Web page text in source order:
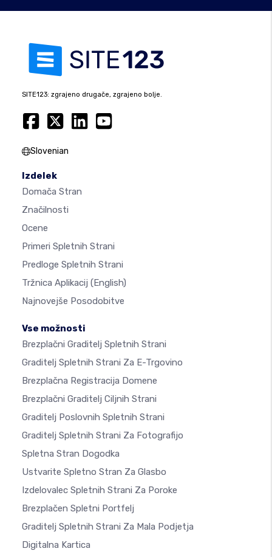
SITE123: zgrajeno drugače, zgrajeno bolje.
Slovenian
Izdelek
Domača Stran
Značilnosti
Ocene
Primeri Spletnih Strani
Predloge Spletnih Strani
Tržnica Aplikacij (English)
Najnovejše Posodobitve
Vse možnosti
Brezplačni Graditelj Spletnih Strani
Graditelj Spletnih Strani Za E-Trgovino
Brezplačna Registracija Domene
Brezplačni Graditelj Ciljnih Strani
Graditelj Poslovnih Spletnih Strani
Graditelj Spletnih Strani Za Fotografijo
Spletna Stran Dogodka
Ustvarite Spletno Stran Za Glasbo
Izdelovalec Spletnih Strani Za Poroke
Brezplačen Spletni Portfelj
Graditelj Spletnih Strani Za Mala Podjetja
Digitalna Kartica